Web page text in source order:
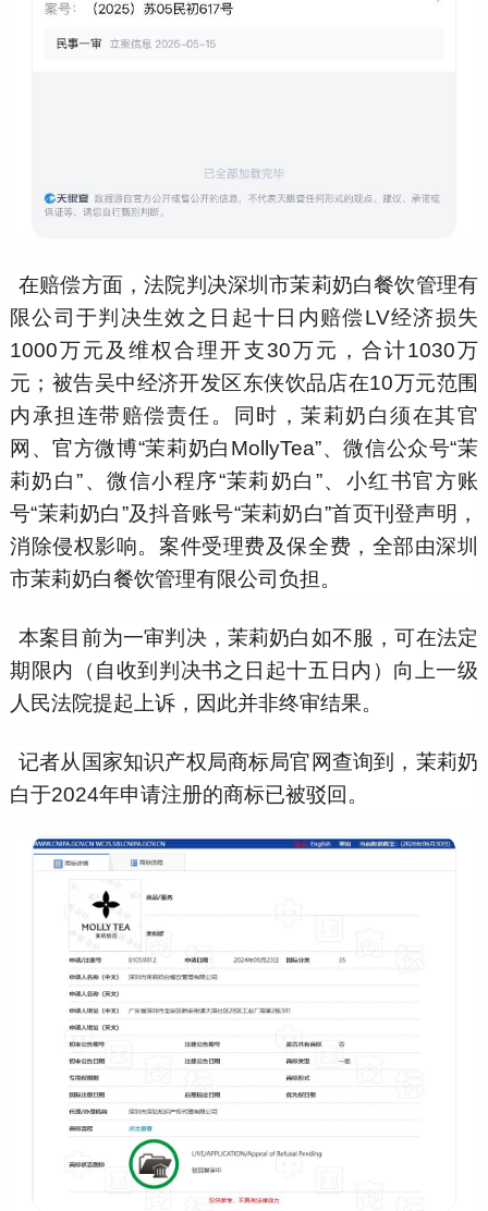
在赔偿方面，法院判决深圳市茉莉奶白餐饮管理有
限公司于判决生效之日起十日内赔偿LV经济损失
1000万元及维权合理开支30万元，合计1030万
元；被告吴中经济开发区东侠饮品店在10万元范围
内承担连带赔偿责任。同时，茉莉奶白须在其官
网、官方微博“茉莉奶白MollyTea”、微信公众号“茉
莉奶白”、微信小程序“茉莉奶白”、小红书官方账
号“茉莉奶白”及抖音账号“茉莉奶白”首页刊登声明，
消除侵权影响。案件受理费及保全费，全部由深圳
市茉莉奶白餐饮管理有限公司负担。
本案目前为一审判决，茉莉奶白如不服，可在法定
期限内（自收到判决书之日起十五日内）向上一级
人民法院提起上诉，因此并非终审结果。
记者从国家知识产权局商标局官网查询到，茉莉奶
白于2024年申请注册的商标已被驳回。